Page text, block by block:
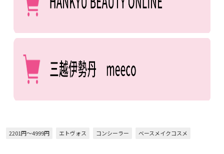
2201円～4999円 エトヴォス コンシーラー ベースメイクコスメ